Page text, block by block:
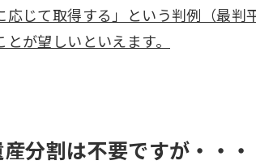
応じて取得する」という判例（最判
が望しいといえます。
分割は不要ですが・・・